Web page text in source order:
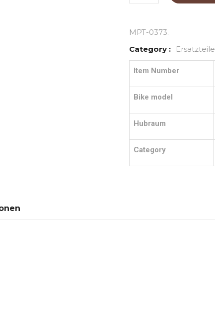
MPT-0373.
Category :
Ersatzteile
Item Number
Bike model
Hubraum
Category